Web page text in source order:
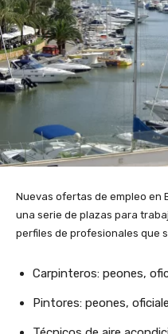
Nuevas ofertas de empleo en
una serie de plazas para
perfiles de profesionales que
Carpinteros: peones,
Pintores: peones,